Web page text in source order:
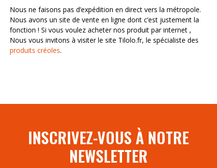
Nous ne faisons pas d’expédition en direct vers la métropole.
Nous avons un site de vente en ligne dont c’est justement la
fonction ! Si vous voulez acheter nos produit par internet ,
Nous vous invitons à visiter le site Tilolo.fr, le spécialiste des
produits créoles.
INSCRIVEZ-VOUS À NOTRE
NEWSLETTER